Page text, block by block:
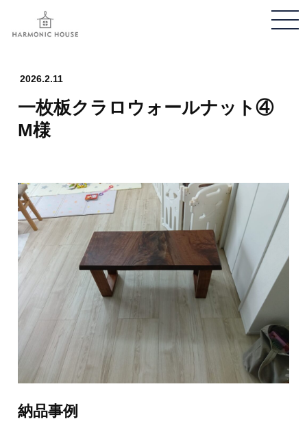
メ
2026.2.11
一枚板クラロウォールナット④
M様
≪ 前の記事へ 次の記事へ ≫
納品事例